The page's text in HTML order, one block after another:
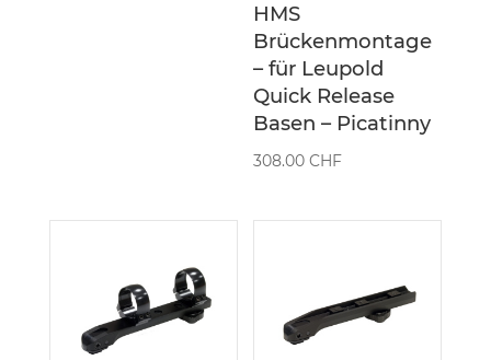
HMS
Brückenmontage
– für Leupold
Quick Release
Basen – Picatinny
308.00CHF